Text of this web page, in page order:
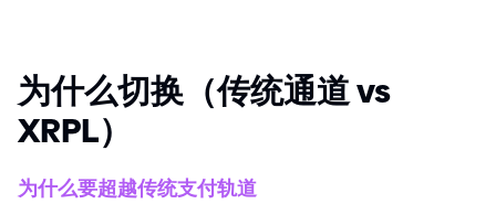
为什么切换（传统通道 vs
XRPL）
为什么要超越传统支付轨道